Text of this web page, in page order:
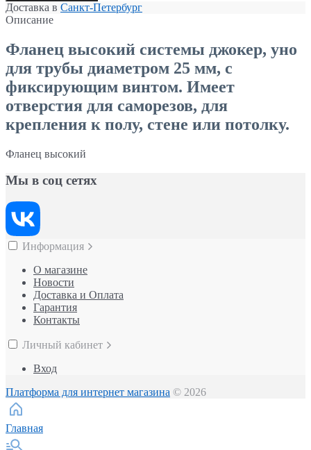
Доставка в Санкт-Петербург
Описание
Фланец высокий системы джокер, уно
для трубы диаметром 25 мм, с
фиксирующим винтом. Имеет
отверстия для саморезов, для
крепления к полу, стене или потолку.
Фланец высокий
Мы в соц сетях
Информация
О магазине
Новости
Доставка и Оплата
Гарантия
Контакты
Личный кабинет
Вход
Платформа для интернет магазина © 2026
Главная